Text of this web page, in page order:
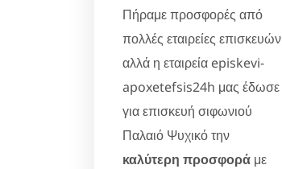
Πήραμε προσφορές από
πολλές εταιρείες επισκευών
αλλά η εταιρεία episkevi-
apoxetefsis24h μας έδωσε
για επισκευή σιφωνιού
Παλαιό Ψυχικό την
καλύτερη προσφορά με